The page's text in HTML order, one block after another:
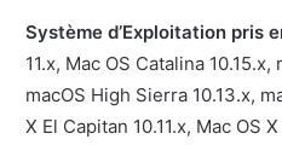
Système d’Exploitation pris
11.x, Mac OS Catalina 10.15.x,
macOS High Sierra 10.13.x,
X El Capitan 10.11.x, Mac OS